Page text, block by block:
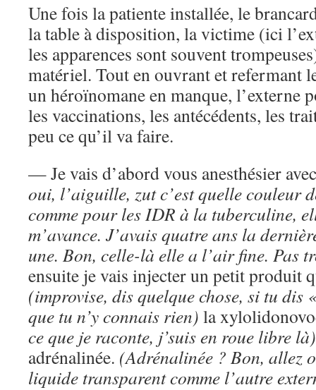
Une fois la patiente installée, le
la table à disposition, la victime (ici
les apparences sont souvent
matériel. Tout en ouvrant et refermant
un héroïnomane en manque, l’externe
les vaccinations, les antécédents, les
peu ce qu’il va faire.
— Je vais d’abord vous anesthésier
oui, l’aiguille, zut c’est quelle couleur
comme pour les IDR à la tuberculine,
m’avance. J’avais quatre ans la
une. Bon, celle-là elle a l’air fine. Pas
ensuite je vais injecter un petit produit
(improvise, dis quelque chose, si tu dis
que tu n’y connais rien) la
ce que je raconte, j’suis en roue libre
adrénalinée. (Adrénalinée ? Bon, allez
liquide transparent comme l’autre